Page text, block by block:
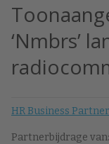
‘Nmbrs’
HR Business Partner
Partnerbijdrage van: